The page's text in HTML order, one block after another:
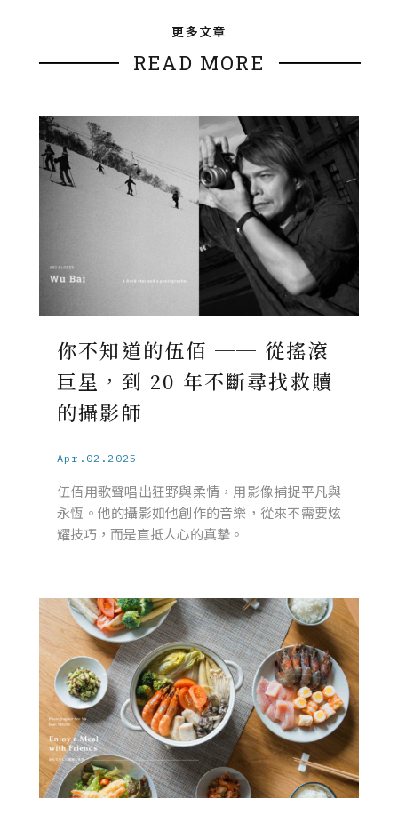
更多文章
READ MORE
你不知道的伍佰 ── 從搖滾
巨星，到 20 年不斷尋找救贖
的攝影師
Apr.02.2025
伍佰用歌聲唱出狂野與柔情，用影像捕捉平凡與
永恆。他的攝影如他創作的音樂，從來不需要炫
耀技巧，而是直抵人心的真摯。